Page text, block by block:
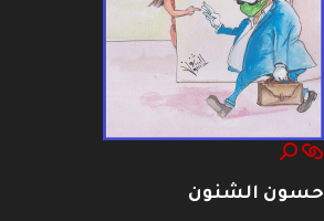
حسون الشنون